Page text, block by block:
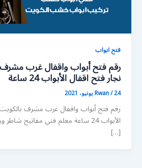
فتح ابواب
نجار فتح اقفال الأبواب 24 ساعة
Rwan/24 يونيو، 2021
رقم فتح أبواب واقفال غرب مشرف
الأبواب 24 ساعة معلم فني مفاتيح
[…]